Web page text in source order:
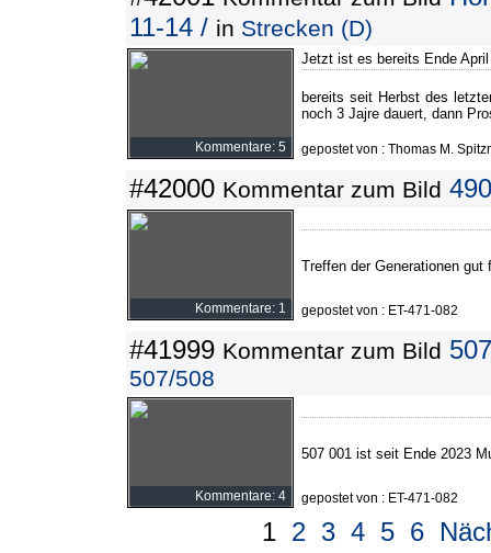
11-14 / in Strecken (D)
Kommentare: 5
Jetzt ist es bereits Ende
bereits seit Herbst des
noch 3 Jajre dauert, dann
gepostet von : Thomas M.
#42000 Kommentar zum Bild
Kommentare: 1
Treffen der Generationen
gepostet von : ET-471-082
#41999 Kommentar zum Bild
507/508
Kommentare: 4
507 001 ist seit Ende 2023
gepostet von : ET-471-082
1 2 3 4 5 6